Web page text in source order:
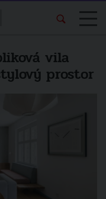
vila
prostor